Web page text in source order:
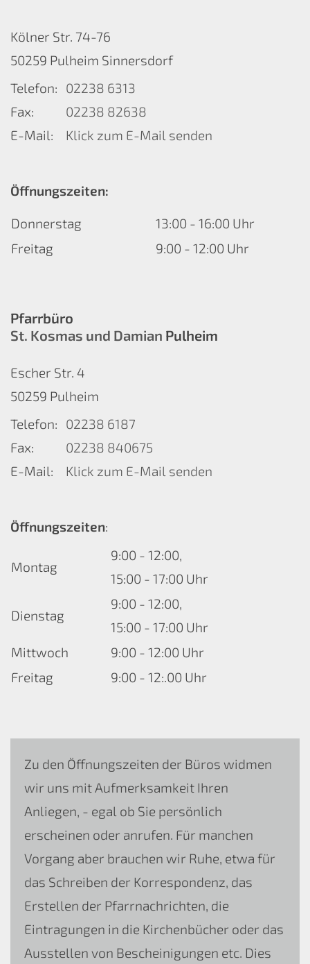
Kölner Str. 74-76
50259 Pulheim Sinnersdorf
Telefon:
02238 6313
Fax:
02238 82638
E-Mail:
Klick zum E-Mail senden
Öffnungszeiten:
Donnerstag
13:00 - 16:00 Uhr
Freitag
9:00 - 12:00 Uhr
Pfarrbüro
St. Kosmas und Damian Pulheim
Escher Str. 4
50259 Pulheim
Telefon:
02238 6187
Fax:
02238 840675
E-Mail:
Klick zum E-Mail senden
Öffnungszeiten:
Montag
9:00 - 12:00,
15:00 - 17:00 Uhr
Dienstag
9:00 - 12:00,
15:00 - 17:00 Uhr
Mittwoch
9:00 - 12:00 Uhr
Freitag
9:00 - 12:.00 Uhr
Zu den Öffnungszeiten der Büros widmen
wir uns mit Aufmerksamkeit Ihren
Anliegen, - egal ob Sie persönlich
erscheinen oder anrufen. Für manchen
Vorgang aber brauchen wir Ruhe, etwa für
das Schreiben der Korrespondenz, das
Erstellen der Pfarrnachrichten, die
Eintragungen in die Kirchenbücher oder das
Ausstellen von Bescheinigungen etc. Dies